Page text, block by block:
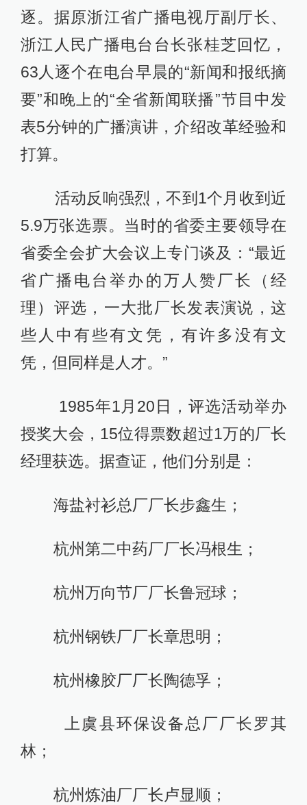
逐。据原浙江省广播电视厅副厅长、
浙江人民广播电台台长张桂芝回忆，
63人逐个在电台早晨的“新闻和报纸摘
要”和晚上的“全省新闻联播”节目中发
表5分钟的广播演讲，介绍改革经验和
打算。
活动反响强烈，不到1个月收到近
5.9万张选票。当时的省委主要领导在
省委全会扩大会议上专门谈及：“最近
省广播电台举办的万人赞厂长（经
理）评选，一大批厂长发表演说，这
些人中有些有文凭，有许多没有文
凭，但同样是人才。”
1985年1月20日，评选活动举办
授奖大会，15位得票数超过1万的厂长
经理获选。据查证，他们分别是：
海盐衬衫总厂厂长步鑫生；
杭州第二中药厂厂长冯根生；
杭州万向节厂厂长鲁冠球；
杭州钢铁厂厂长章思明；
杭州橡胶厂厂长陶德孚；
上虞县环保设备总厂厂长罗其
林；
杭州炼油厂厂长卢显顺；